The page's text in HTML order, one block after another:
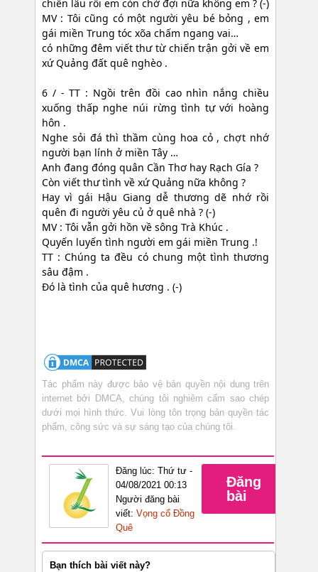
chiến lâu rồi em còn chờ đợi nữa không em ? (-)
MV : Tôi cũng có một người yêu bé bỏng , em
gái miền Trung tóc xõa chấm ngang vai…
có những đêm viết thư từ chiến trận gởi về em
xứ Quảng đất quê nghèo .
6 / - TT : Ngồi trên đồi cao nhìn nắng chiều
xuống thấp nghe núi rừng tình tự với hoàng
hôn .
Nghe sỏi đá thì thầm cùng hoa cỏ , chợt nhớ
người bạn lính ở miền Tây …
Anh đang đóng quân Cần Thơ hay Rạch Gía ?
Còn viết thư tình về xứ Quảng nữa không ?
Hay vì gái Hậu Giang dễ thương dẽ nhớ rồi
quên đi người yêu củ ở quê nhà ? (-)
MV : Tôi vẫn gởi hồn về sông Trà Khúc .
Quyến luyến tình người em gái miền Trung .!
TT : Chúng ta đều có chung một tình thương
sâu đậm .
Đó là tình của quê hương . (-)
Tác phẩm này được bảo vệ bản quyền nội dung trên
internet bởi DMCA, chúng tôi nghiêm cấm sao chép
dưới mọi hình thức. Vui lòng tôn trọng bản quyền tác
phẩm, công sức và sự sáng tạo của chúng tôi.
Đăng lúc: Thứ tư -
04/08/2021 00:13
Người đăng bài
viết: Vọng cổ Đồng
Quê
Đăng
bài
Bạn thích bài viết này?